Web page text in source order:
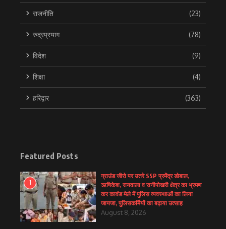
राजनीति (23)
रुद्रप्रयाग (78)
विदेश (9)
शिक्षा (4)
हरिद्वार (363)
Featured Posts
1
ग्राउंड जीरो पर उतरे SSP प्रमेंद्र डोबाल,
ऋषिकेश, रायवाला व रानीपोखरी क्षेत्र का भ्रमण
कर कावंड मेले में पुलिस व्यवस्थाओं का लिया
जायजा, पुलिसकर्मियों का बढ़ाया उत्साह
August 8, 2026